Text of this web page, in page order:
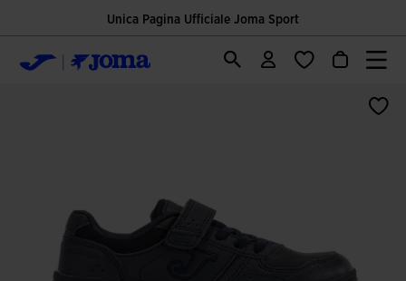
Unica Pagina Ufficiale Joma Sport